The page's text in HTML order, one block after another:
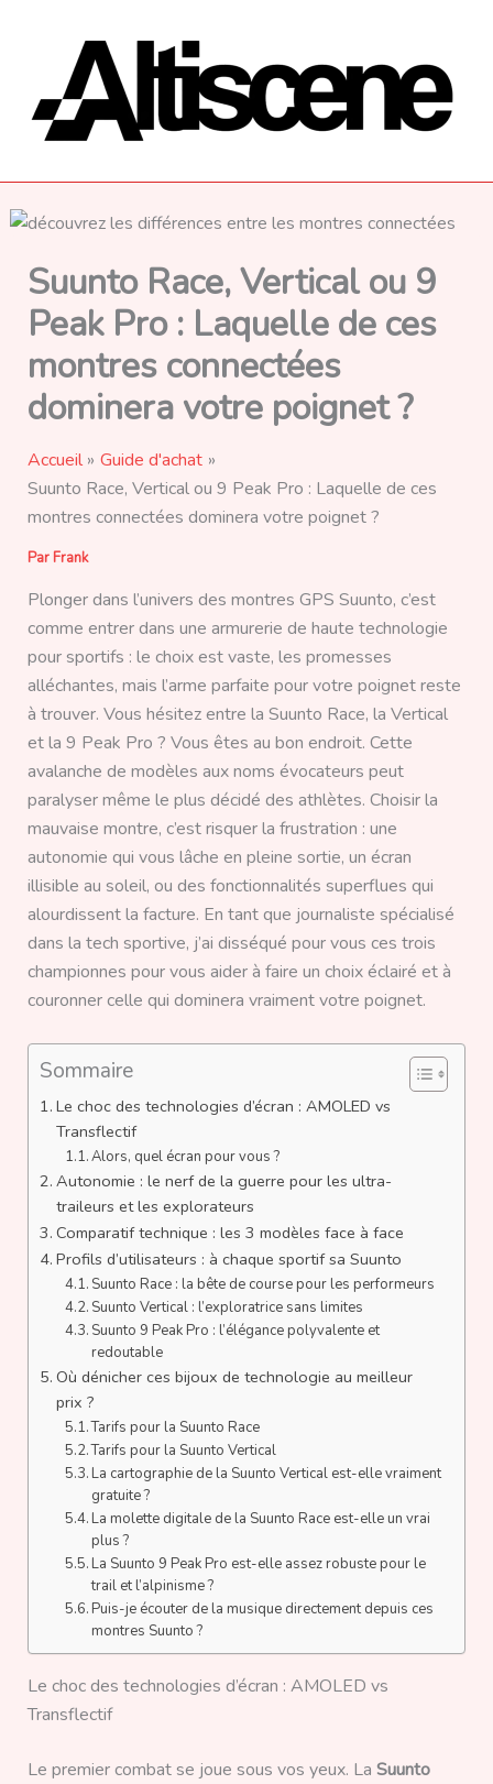
Suunto Race, Vertical ou 9
Peak Pro : Laquelle de ces
montres connectées
dominera votre poignet ?
Accueil
Guide d'achat
Suunto Race, Vertical ou 9 Peak Pro : Laquelle de ces
montres connectées dominera votre poignet ?
Par Frank
Plonger dans l’univers des montres GPS Suunto, c’est
comme entrer dans une armurerie de haute technologie
pour sportifs : le choix est vaste, les promesses
alléchantes, mais l’arme parfaite pour votre poignet reste
à trouver. Vous hésitez entre la Suunto Race, la Vertical
et la 9 Peak Pro ? Vous êtes au bon endroit. Cette
avalanche de modèles aux noms évocateurs peut
paralyser même le plus décidé des athlètes. Choisir la
mauvaise montre, c’est risquer la frustration : une
autonomie qui vous lâche en pleine sortie, un écran
illisible au soleil, ou des fonctionnalités superflues qui
alourdissent la facture. En tant que journaliste spécialisé
dans la tech sportive, j’ai disséqué pour vous ces trois
championnes pour vous aider à faire un choix éclairé et à
couronner celle qui dominera vraiment votre poignet.
Sommaire
Le choc des technologies d’écran : AMOLED vs
Transflectif
Alors, quel écran pour vous ?
Autonomie : le nerf de la guerre pour les ultra-
traileurs et les explorateurs
Comparatif technique : les 3 modèles face à face
Profils d’utilisateurs : à chaque sportif sa Suunto
Suunto Race : la bête de course pour les performeurs
Suunto Vertical : l’exploratrice sans limites
Suunto 9 Peak Pro : l’élégance polyvalente et
redoutable
Où dénicher ces bijoux de technologie au meilleur
prix ?
Tarifs pour la Suunto Race
Tarifs pour la Suunto Vertical
La cartographie de la Suunto Vertical est-elle vraiment
gratuite ?
La molette digitale de la Suunto Race est-elle un vrai
plus ?
La Suunto 9 Peak Pro est-elle assez robuste pour le
trail et l’alpinisme ?
Puis-je écouter de la musique directement depuis ces
montres Suunto ?
Le choc des technologies d’écran : AMOLED vs
Transflectif
Le premier combat se joue sous vos yeux. La Suunto